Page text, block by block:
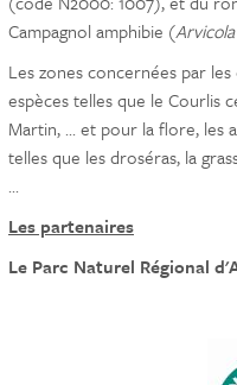
Campagnol amphibie (
Les zones concernées par
espèces telles que le Courlis
Martin, ... et pour la flore, les
telles que les droséras, la
...
Les partenaires
Le Parc Naturel Régional